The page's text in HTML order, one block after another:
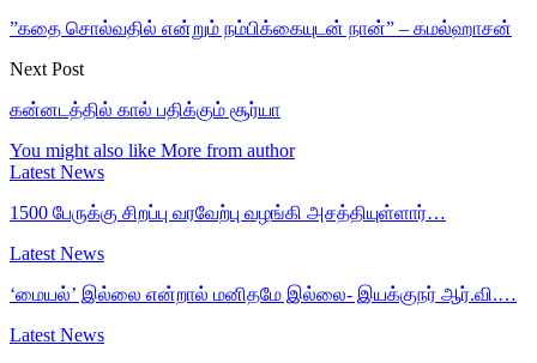
”கதை சொல்வதில் என்றும் நம்பிக்கையுடன் நான்” – கமல்ஹாசன்
Next Post
கன்னடத்தில் கால் பதிக்கும் சூர்யா
You might also like More from author
Latest News
1500 பேருக்கு சிறப்பு வரவேற்பு வழங்கி அசத்தியுள்ளார்…
Latest News
‘மையல்’ இல்லை என்றால் மனிதமே இல்லை- இயக்குநர் ஆர்.வி.…
Latest News